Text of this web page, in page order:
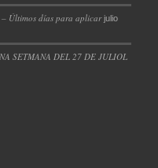
– Últimos días para aplicar julio
SETMANA DEL 27 DE JULIOL